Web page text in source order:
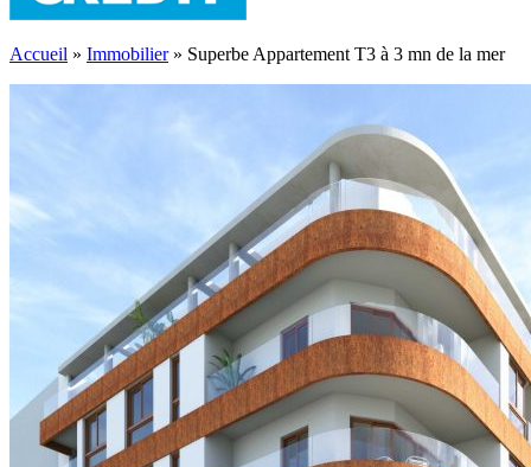
Accueil » Immobilier» Superbe Appartement T3 à 3 mn de la mer